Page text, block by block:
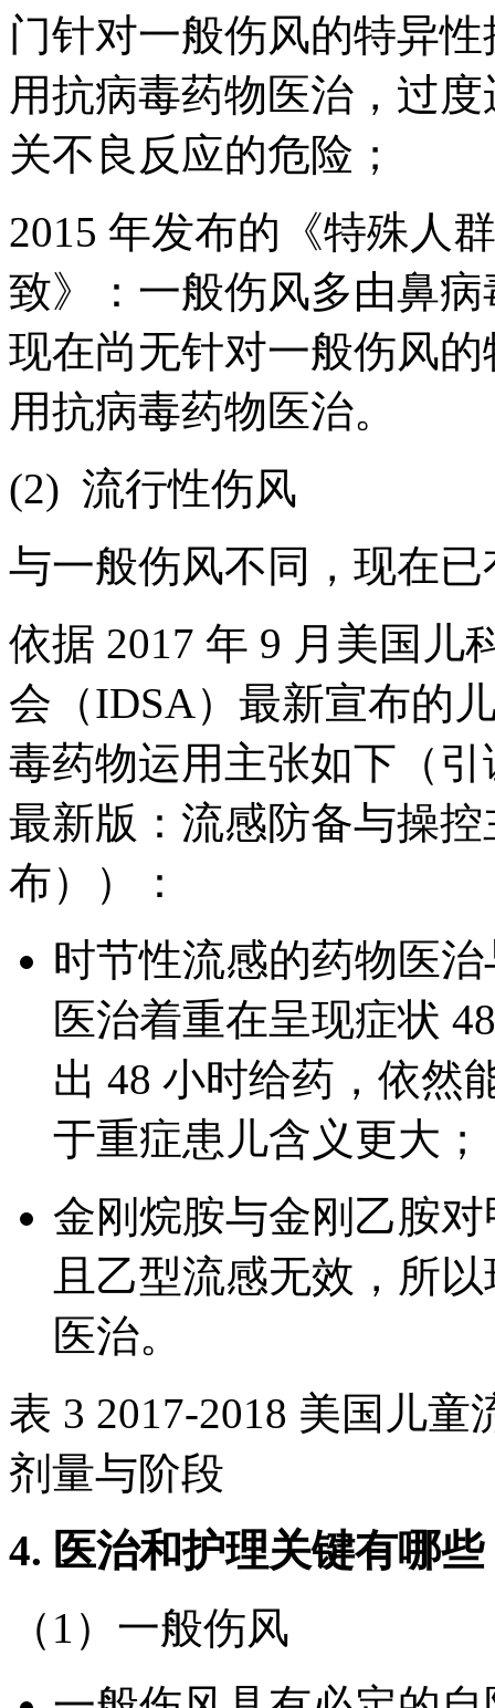
门针对一般伤风的特异
用抗病毒药物医治，过
关不良反应的危险；
2015 年发布的《特殊人
致》：一般伤风多由鼻
现在尚无针对一般伤风
用抗病毒药物医治。
(2) 流行性伤风
与一般伤风不同，现在
依据 2017 年 9 月美国儿
会（IDSA）最新宣布的
毒药物运用主张如下（
最新版：流感防备与操
布））：
时节性流感的药物医
医治着重在呈现症状
出 48 小时给药，依然
于重症患儿含义更大；
金刚烷胺与金刚乙胺
且乙型流感无效，所
医治。
表 3 2017-2018 美国儿
剂量与阶段
4. 医治和护理关键有哪些
（1）一般伤风